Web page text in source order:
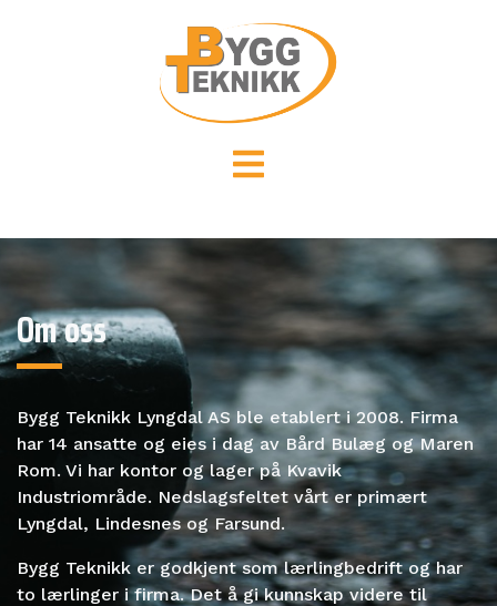
Om oss
Bygg Teknikk Lyngdal AS ble etablert i 2008. Firma
har 14 ansatte og eies i dag av Bård Bulæg og Maren
Rom. Vi har kontor og lager på Kvavik
Industriområde. Nedslagsfeltet vårt er primært
Lyngdal, Lindesnes og Farsund.
Bygg Teknikk er godkjent som lærlingbedrift og har
to lærlinger i firma. Det å gi kunnskap videre til